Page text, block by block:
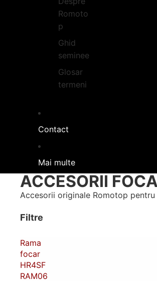
Romoto
p
Ghid
seminee
Glosar
termeni
Contact
Mai multe
ACCESORII
Accesorii originale Romotop
Filtre
Rama
focar
HR4SF
RAM06